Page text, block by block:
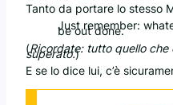
Tanto da portare lo stesso
Just remember:
be out done.
(Ricordate: tutto quello
superato.)
E se lo dice lui, c’è